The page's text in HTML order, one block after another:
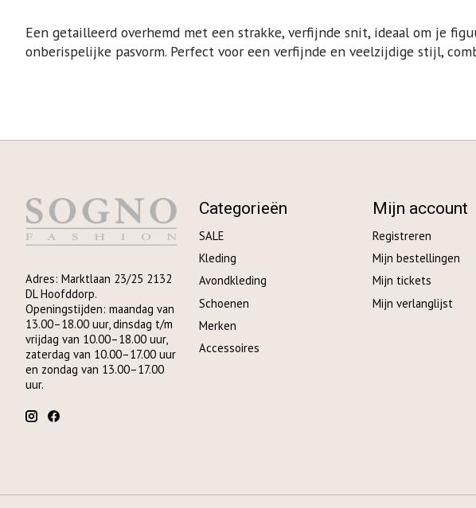
Een getailleerd overhemd met een strakke, verfijnde snit, ideaal om je
onberispelijke pasvorm. Perfect voor een verfijnde en veelzijdige stijl,
Adres: Marktlaan 23/25 2132
DL Hoofddorp.
Openingstijden: maandag van
13.00–18.00 uur, dinsdag t/m
vrijdag van 10.00–18.00 uur,
zaterdag van 10.00–17.00 uur
en zondag van 13.00–17.00
uur.
Categorieën
SALE
Kleding
Avondkleding
Schoenen
Merken
Accessoires
Mijn account
Registreren
Mijn bestellingen
Mijn tickets
Mijn verlanglijst